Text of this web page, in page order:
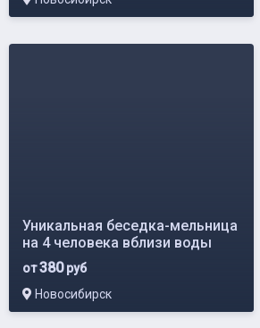
Уникальная беседка-мельница
на 4 человека вблизи воды
от380руб
Новосибирск